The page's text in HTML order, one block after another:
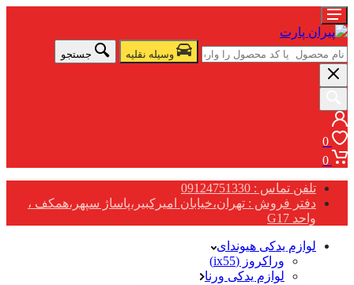
وسیله نقلیه جستجو
0
0
تلفن تماس : 09124751330
دفتر فروش : تهران،خیابان امیرکبیر،پاساژ سپهر،همکف ،
واحد G17
لوازم یدکی هیوندای
وراکروز (ix55)
لوازم یدکی ورنا